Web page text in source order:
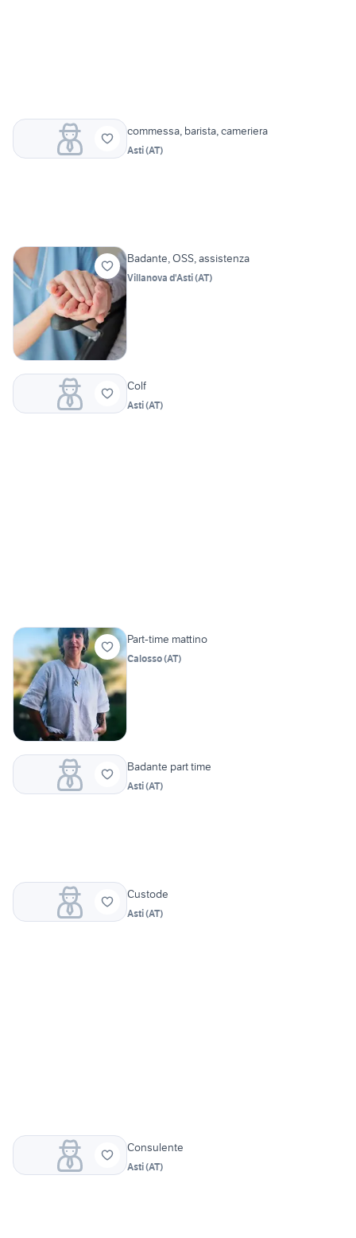
commessa, barista, cameriera
Asti(AT)
Badante, OSS, assistenza
Villanova d'Asti(AT)
Colf
Asti(AT)
Part-time mattino
Calosso(AT)
Badante part time
Asti(AT)
Custode
Asti(AT)
Consulente
Asti(AT)